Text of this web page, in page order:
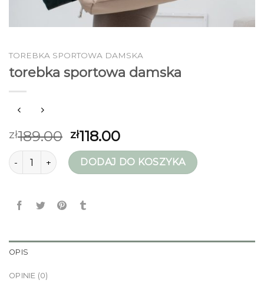
TOREBKA SPORTOWA DAMSKA
torebka sportowa damska
zł189.00 zł118.00
ilość torebka sportowa damska
DODAJ DO KOSZYKA
OPIS
OPINIE (0)